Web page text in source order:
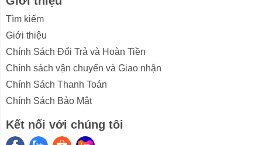
Với công suất điều hòa cây 18000BTU,
Daikin FVA50AMVM/RZA50DV2V phù hợp lắp đặt cho
phòng có diện tích nhỏ hơn 30m
họp hay showroom...
Làm lạnh / sưởi ấm hiệu quả
bất kỳ vị trí nào trong phòng mà vẫn đảm bảo cả căn
phòng đều được làm mát đều. Với tính năng điều chỉnh
Tìm kiếm
Giới thiệu
Chính Sách Đổi Trả và Hoàn Tiền
Chính sách vận chuyển và Giao nhận
Chính Sách Thanh Toán
Chính Sách Bảo Mật
Kết nối với chúng tôi